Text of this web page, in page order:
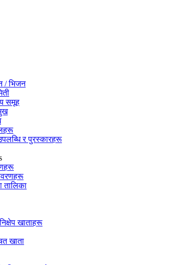
/ भिजन
समूह
र पुरस्कारहरू
तालिका
खाताहरू
खाता